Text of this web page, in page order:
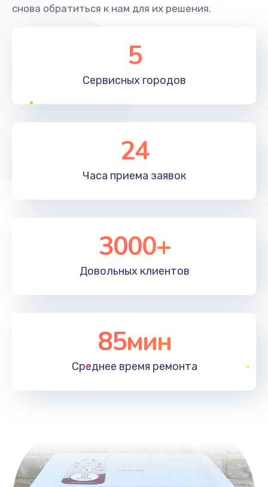
снова обратиться к нам для их решения.
5
Сервисных городов
24
Часа приема заявок
3000+
Довольных клиентов
85мин
Среднее время ремонта